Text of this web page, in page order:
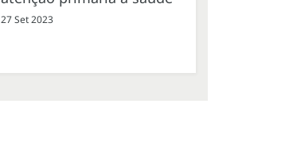
27 Set 2023